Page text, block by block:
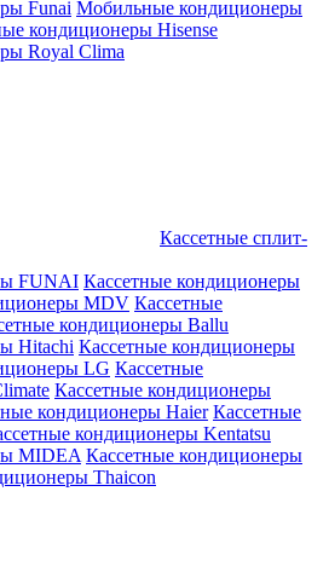
Funai Мобильные кондиционеры
кондиционеры Hisense
Royal Clima
Кассетные сплит-
FUNAI Кассетные кондиционеры
MDV Кассетные
кондиционеры Ballu
Hitachi Кассетные кондиционеры
LG Кассетные
Кассетные кондиционеры
кондиционеры Haier Кассетные
кондиционеры Kentatsu
MIDEA Кассетные кондиционеры
Thaicon